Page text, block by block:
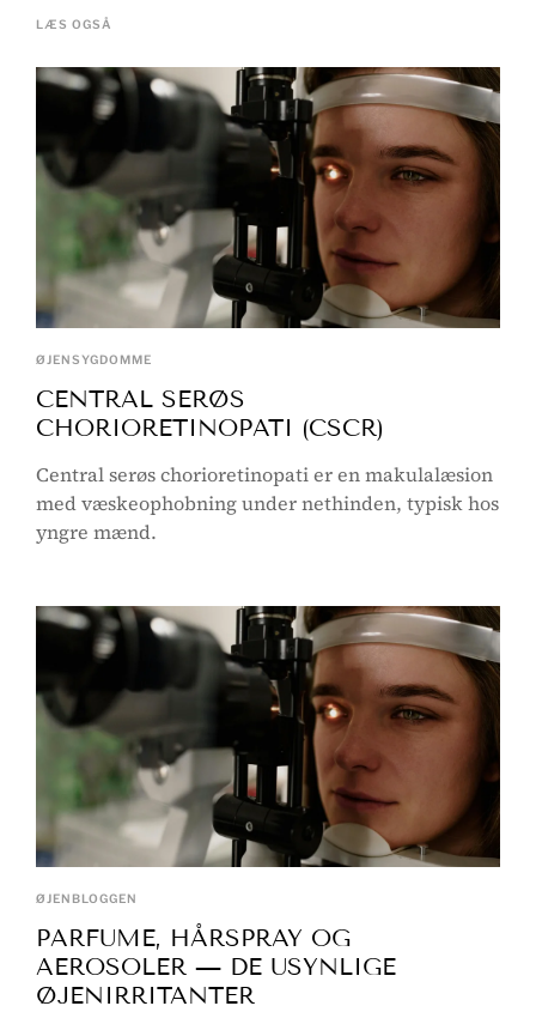
LÆS OGSÅ
ØJENSYGDOMME
CENTRAL SERØS
CHORIORETINOPATI (CSCR)
Central serøs chorioretinopati er en makulalæsion
med væskeophobning under nethinden, typisk hos
yngre mænd.
ØJENBLOGGEN
PARFUME, HÅRSPRAY OG
AEROSOLER — DE USYNLIGE
ØJENIRRITANTER